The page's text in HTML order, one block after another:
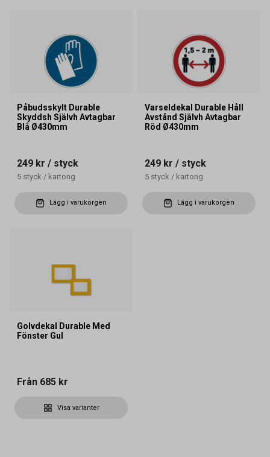
Påbudsskylt Durable
Skyddsh Självh Avtagbar
Blå Ø430mm
249 kr / styck
5 styck / kartong
Lägg i varukorgen
Varseldekal Durable Håll
Avstånd Självh Avtagbar
Röd Ø430mm
249 kr / styck
5 styck / kartong
Lägg i varukorgen
Golvdekal Durable Med
Fönster Gul
Från 685 kr
Visa varianter